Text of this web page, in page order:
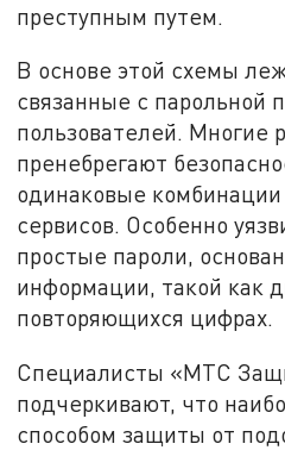
преступным путем.
В основе этой схемы
связанные с парольной
пользователей. Многие
пренебрегают
одинаковые
сервисов. Особенно
простые пароли,
информации, такой как
повторяющихся цифрах.
Специалисты «МТС
подчеркивают, что
способом защиты от